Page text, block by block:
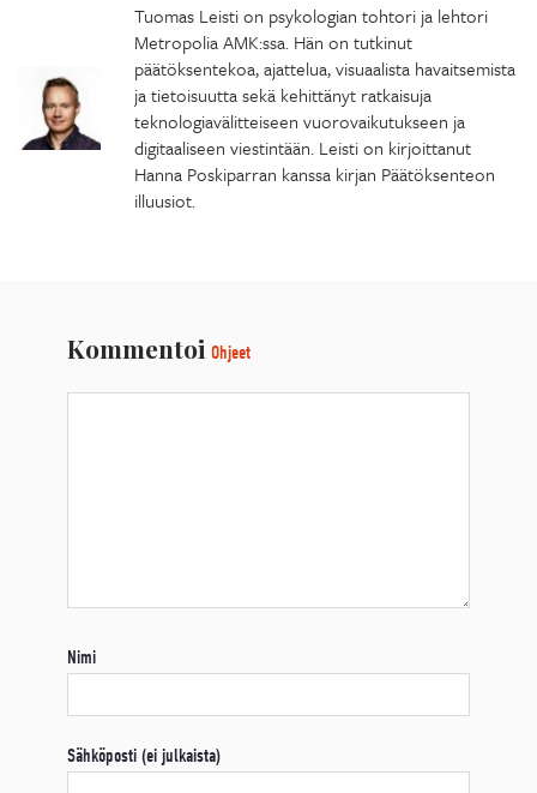
Tuomas Leisti on psykologian tohtori ja lehtori
Metropolia AMK:ssa. Hän on tutkinut
päätöksentekoa, ajattelua, visuaalista havaitsemista
ja tietoisuutta sekä kehittänyt ratkaisuja
teknologiavälitteiseen vuorovaikutukseen ja
digitaaliseen viestintään. Leisti on kirjoittanut
Hanna Poskiparran kanssa kirjan Päätöksenteon
illuusiot.
Kommentoi Ohjeet
Nimi
Sähköposti (ei julkaista)